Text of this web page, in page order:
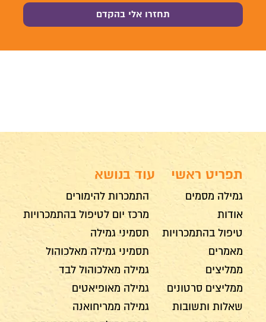
תפריט ראשי
גמילה מסמים
אודות
טיפול בהתמכרויות
מאמרים
ממליצים
ממליצים סרטונים
שאלות ותשובות
עוד בנושא
התמכרות להימורים
מרכז יום לטיפול בהתמכרויות
תסמיני גמילה
תסמיני גמילה מאלכוהול
גמילה מאלכוהול לבד
גמילה מאופיאטים
גמילה ממריחואנה